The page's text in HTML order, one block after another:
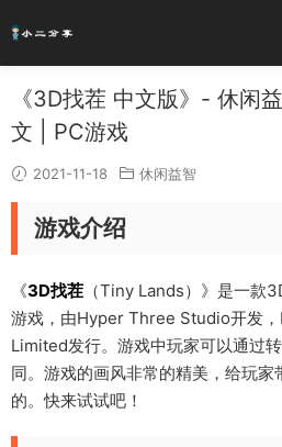
《3D找茬 中文版》- 休闲
文 | PC游戏
2021-11-18 休闲益智
游戏介绍
《3D找茬 （Tiny Lands）》是一款
游戏，由Hyper Three Studio开发
Limited发行。游戏中玩家可以通过
同。游戏的画风非常的精美，给玩
的。快来试试吧！